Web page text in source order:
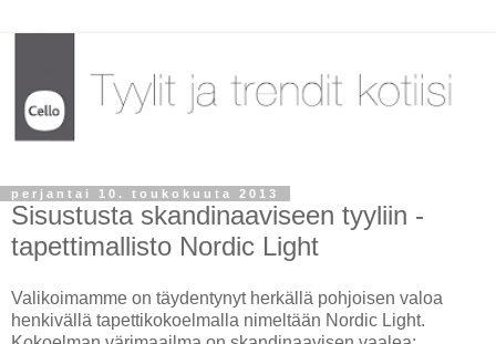
perjantai 10. toukokuuta 2013
Sisustusta skandinaaviseen tyyliin -
tapettimallisto Nordic Light
Valikoimamme on täydentynyt herkällä pohjoisen valoa
henkivällä tapettikokoelmalla nimeltään Nordic Light.